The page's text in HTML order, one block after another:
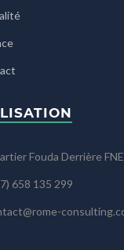
Fouda Derrière
658 135 299